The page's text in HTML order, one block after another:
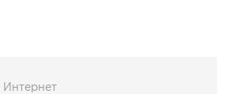
Интернет